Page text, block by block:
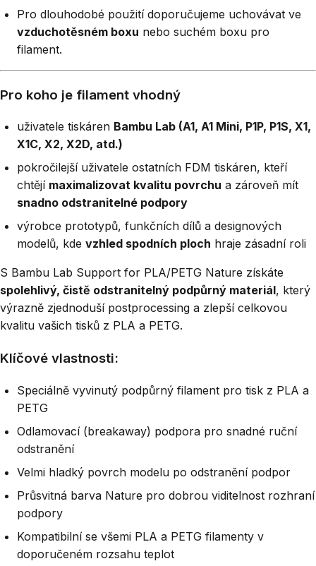
Pro dlouhodobé použití doporučujeme uchovávat ve
vzduchotěsném boxu nebo suchém boxu pro
filament.
Pro koho je filament vhodný
uživatele tiskáren Bambu Lab (A1, A1 Mini, P1P, P1S, X1,
X1C, X2, X2D, atd.)
pokročilejší uživatele ostatních FDM tiskáren, kteří
chtějí maximalizovat kvalitu povrchu a zároveň mít
snadno odstranitelné podpory
výrobce prototypů, funkčních dílů a designových
modelů, kde vzhled spodních ploch hraje zásadní roli
S Bambu Lab Support for PLA/PETG Nature získáte
spolehlivý, čistě odstranitelný podpůrný materiál, který
výrazně zjednoduší postprocessing a zlepší celkovou
kvalitu vašich tisků z PLA a PETG.
Klíčové vlastnosti:
Speciálně vyvinutý podpůrný filament pro tisk z PLA a
PETG
Odlamovací (breakaway) podpora pro snadné ruční
odstranění
Velmi hladký povrch modelu po odstranění podpor
Průsvitná barva Nature pro dobrou viditelnost rozhraní
podpory
Kompatibilní se všemi PLA a PETG filamenty v
doporučeném rozsahu teplot